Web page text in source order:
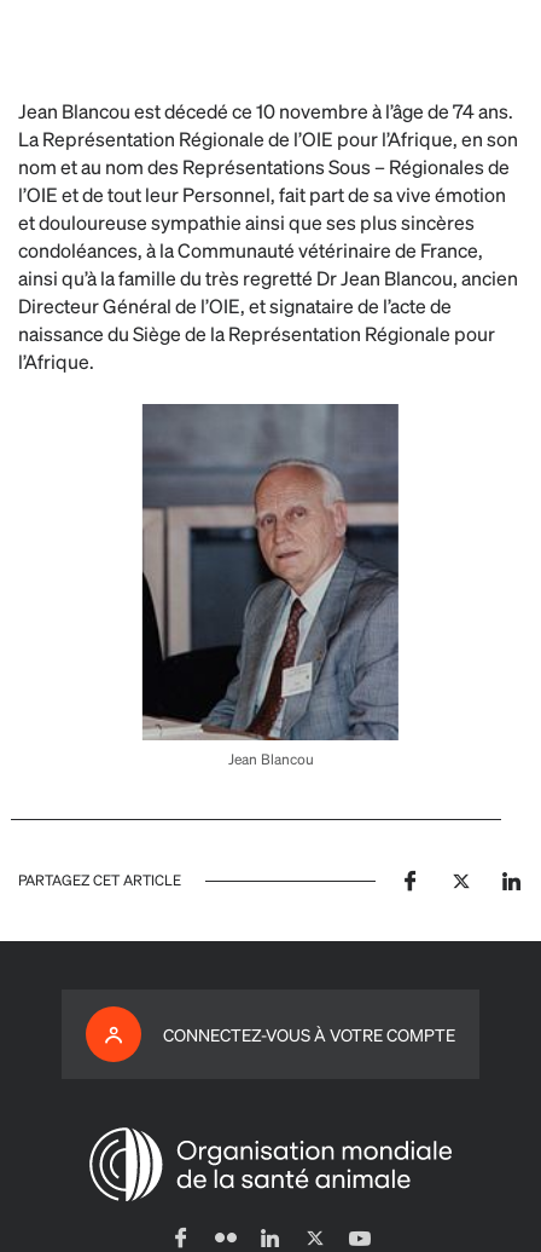
Jean Blancou
Jean Blancou est décedé ce 10 novembre à l’âge de 74 ans.
La Représentation Régionale de l’OIE pour l’Afrique, en son
nom et au nom des Représentations Sous – Régionales de
l’OIE et de tout leur Personnel, fait part de sa vive émotion
et douloureuse sympathie ainsi que ses plus sincères
condoléances, à la Communauté vétérinaire de France,
ainsi qu’à la famille du très regretté Dr Jean Blancou, ancien
Directeur Général de l’OIE, et signataire de l’acte de
naissance du Siège de la Représentation Régionale pour
l’Afrique.
PARTAGEZ CET ARTICLE
CONNECTEZ-VOUS À VOTRE COMPTE